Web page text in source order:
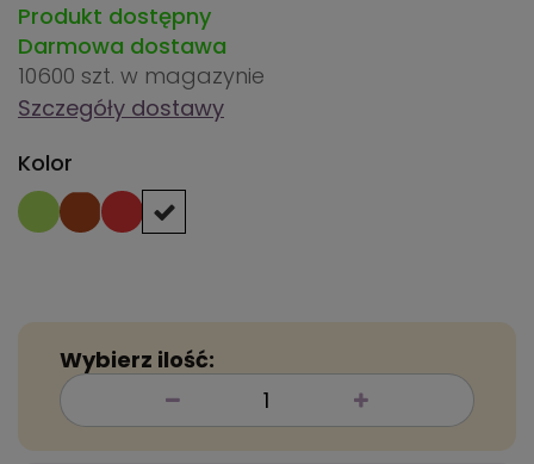
Produkt dostępny
Darmowa dostawa
10600 szt. w magazynie
Szczegóły dostawy
Kolor
Wybierz ilość: